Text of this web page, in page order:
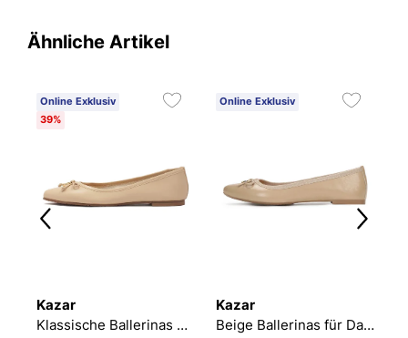
Ähnliche Artikel
Online Exklusiv
39%
Kazar
Klassische Ballerinas mit verlängerter Nase
Online Exklusiv
Kazar
Beige Ballerinas für Damen